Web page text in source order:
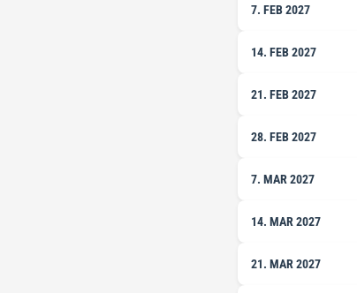
7. FEB 2027
14. FEB 2027
21. FEB 2027
28. FEB 2027
7. MAR 2027
14. MAR 2027
21. MAR 2027